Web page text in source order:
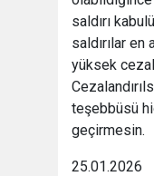
saldırı
saldırılar en
yüksek
teşebbüsü
geçirmesin.
25.01.2026